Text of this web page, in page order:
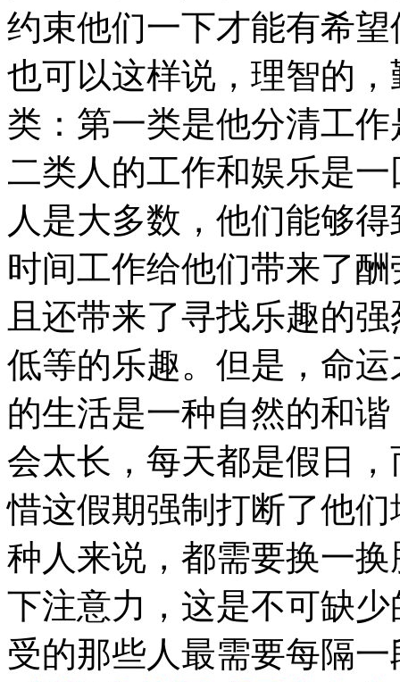
约束他们一下才能有希
也可以这样说，理智的
类：第一类是他分清工
二类人的工作和娱乐是
人是大多数，他们能够
时间工作给他们带来了
且还带来了寻找乐趣的
低等的乐趣。但是，命
的生活是一种自然的和
会太长，每天都是假日
惜这假期强制打断了他
种人来说，都需要换一
下注意力，这是不可缺
受的那些人最需要每隔